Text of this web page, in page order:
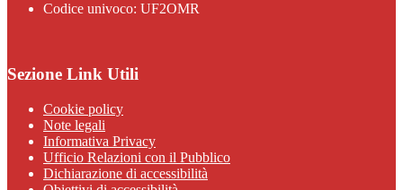
Codice univoco: UF2OMR
Sezione Link Utili
Cookie policy
Note legali
Informativa Privacy
Ufficio Relazioni con il Pubblico
Dichiarazione di accessibilità